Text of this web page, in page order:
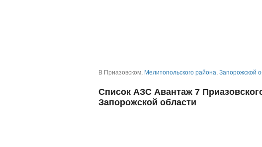
В Приазовском, Мелитопольского района, Запорожской
Список АЗС Авантаж 7
Запорожской области